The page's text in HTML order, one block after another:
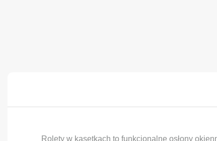
Rolety w kasetkach to funkcjonalne osłony